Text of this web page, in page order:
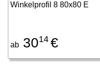
Winkelprofil 8 80x80 E
ab 3014 €